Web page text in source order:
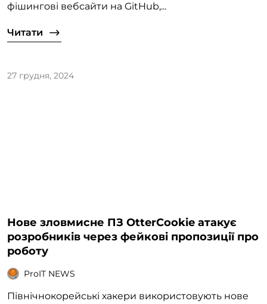
фішингові вебсайти на GitHub,...
Читати
27 грудня, 2024
Нове зловмисне ПЗ OtterCookie атакує
розробників через фейкові пропозиції про
роботу
ProIT NEWS
Північнокорейські хакери використовують нове